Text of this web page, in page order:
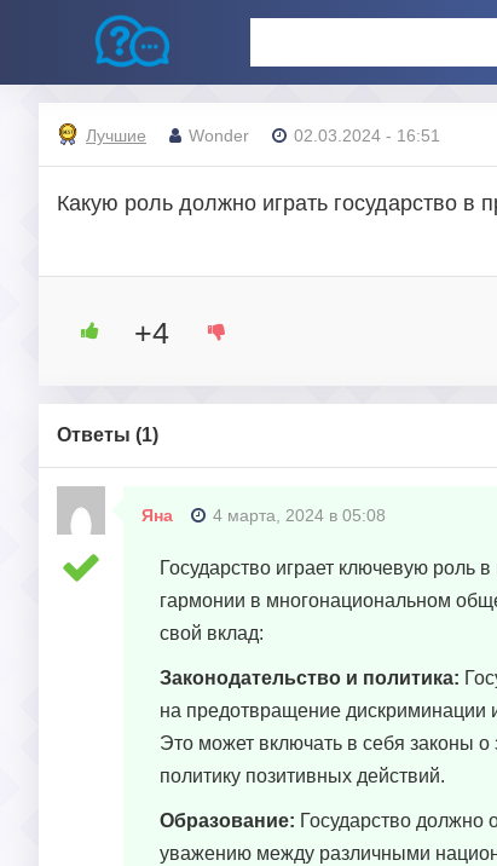
Лучшие Wonder 02.03.2024 - 16:51
Какую роль должно играть государство в
+4
Ответы (1)
Яна 4 марта, 2024 в 05:08
Государство играет ключевую роль
гармонии в многонациональном
свой вклад:
Законодательство и политика:
на предотвращение дискриминации
Это может включать в себя законы
политику позитивных действий.
Образование: Государство должно
уважению между различными